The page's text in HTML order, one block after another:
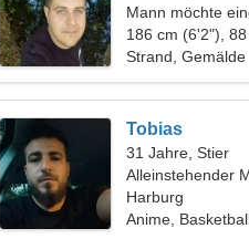
Mann möchte
186 cm (6'2"),
Strand, Gemälde
Tobias
31 Jahre, Stier
Alleinstehender
Harburg
Anime,